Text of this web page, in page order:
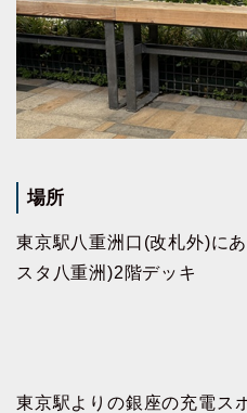
場所
東京駅八重洲口(改札外)に
スタ八重洲)2階デッキ
東京駅よりの銀座の充電ス